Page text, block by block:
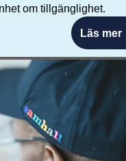
om tillgänglighet.
Läs mer